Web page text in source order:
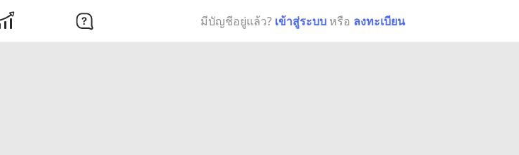
มีบัญชีอยู่แล้ว? เข้าสู่ระบบ หรือ ลงทะเบียน